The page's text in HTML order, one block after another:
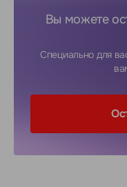
Вы можете
Специально для